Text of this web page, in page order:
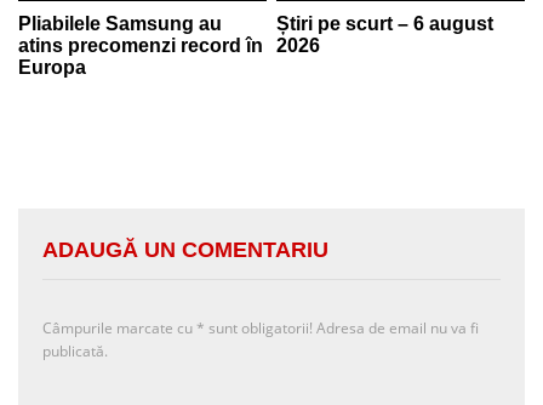
Pliabilele Samsung au
atins precomenzi record în
Europa
Știri pe scurt – 6 august
2026
ADAUGĂ UN COMENTARIU
Câmpurile marcate cu * sunt obligatorii! Adresa de email nu va fi
publicată.